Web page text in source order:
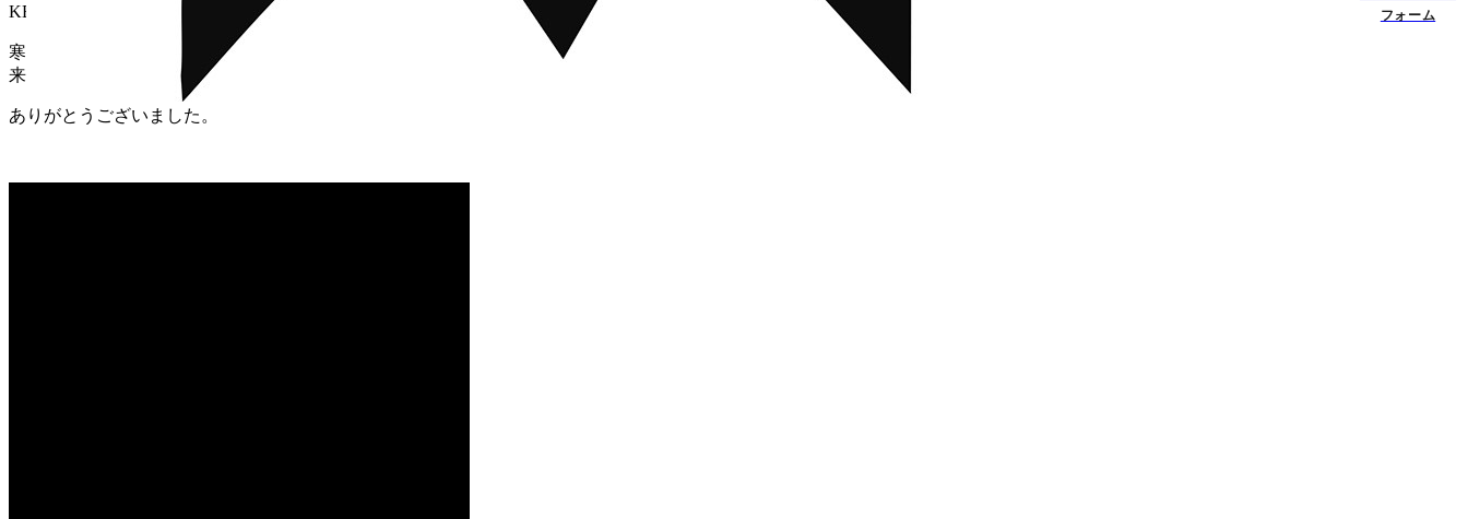
フォーム
KBC高校生のじかんに出典致しました。
寒い中でしたが幅広い年代の方にeスポーツ体験に
来て頂きました。
ありがとうございました。